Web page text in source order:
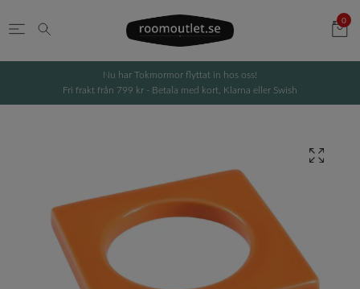
0
Nu har Tokmormor flyttat in hos oss!
Fri frakt från 799 kr - Betala med kort, Klarna eller Swish